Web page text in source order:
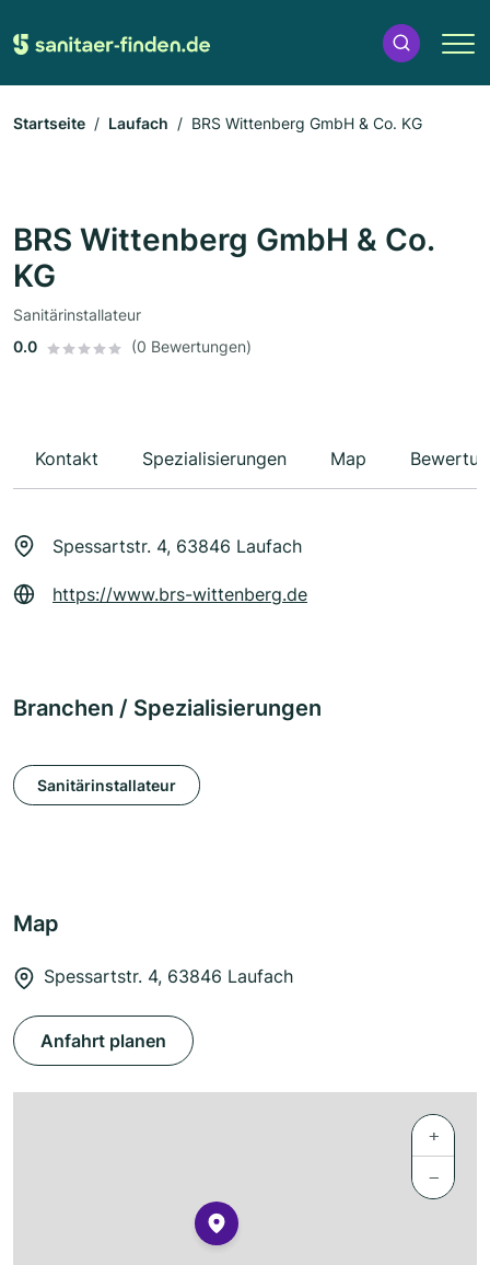
Startseite Laufach BRS Wittenberg GmbH & Co. KG
BRS Wittenberg GmbH & Co.
KG
Sanitärinstallateur
0.0
(0 Bewertungen)
Kontakt Spezialisierungen Map
Spessartstr. 4, 63846 Laufach
https://www.brs-wittenberg.de
Branchen / Spezialisierungen
Sanitärinstallateur
Map
Spessartstr. 4, 63846 Laufach
Anfahrt planen
+
−